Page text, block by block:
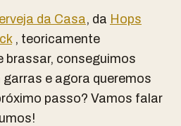
da Casa, da Hops
, teoricamente
brassar, conseguimos
e agora queremos
passo? Vamos falar